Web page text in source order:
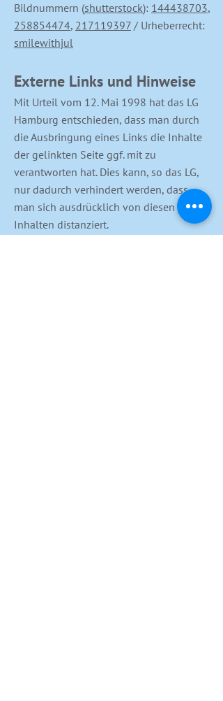
Bildnummern (shutterstock): 144438703,
258854474, 217119397 / Urheberrecht:
smilewithjul
Externe Links und Hinweise
Mit Urteil vom 12. Mai 1998 hat das LG
Hamburg entschieden, dass man durch
die Ausbringung eines Links die Inhalte
der gelinkten Seite ggf. mit zu
verantworten hat. Dies kann, so das LG,
nur dadurch verhindert werden, dass
man sich ausdrücklich von diesen
Inhalten distanziert.